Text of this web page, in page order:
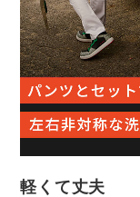
軽くて丈夫